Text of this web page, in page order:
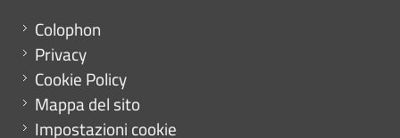
Menu footer
Colophon
Privacy
Cookie Policy
Mappa del sito
Impostazioni cookie